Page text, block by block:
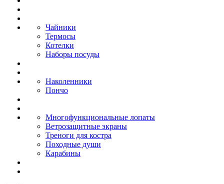
Чайники
Термосы
Котелки
Наборы посуды
Наколенники
Пончо
Многофункциональные лопаты
Ветрозащитные экраны
Треноги для костра
Походные души
Карабины